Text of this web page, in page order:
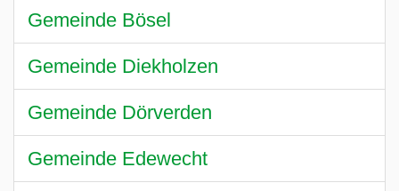
Gemeinde Bösel
Gemeinde Diekholzen
Gemeinde Dörverden
Gemeinde Edewecht